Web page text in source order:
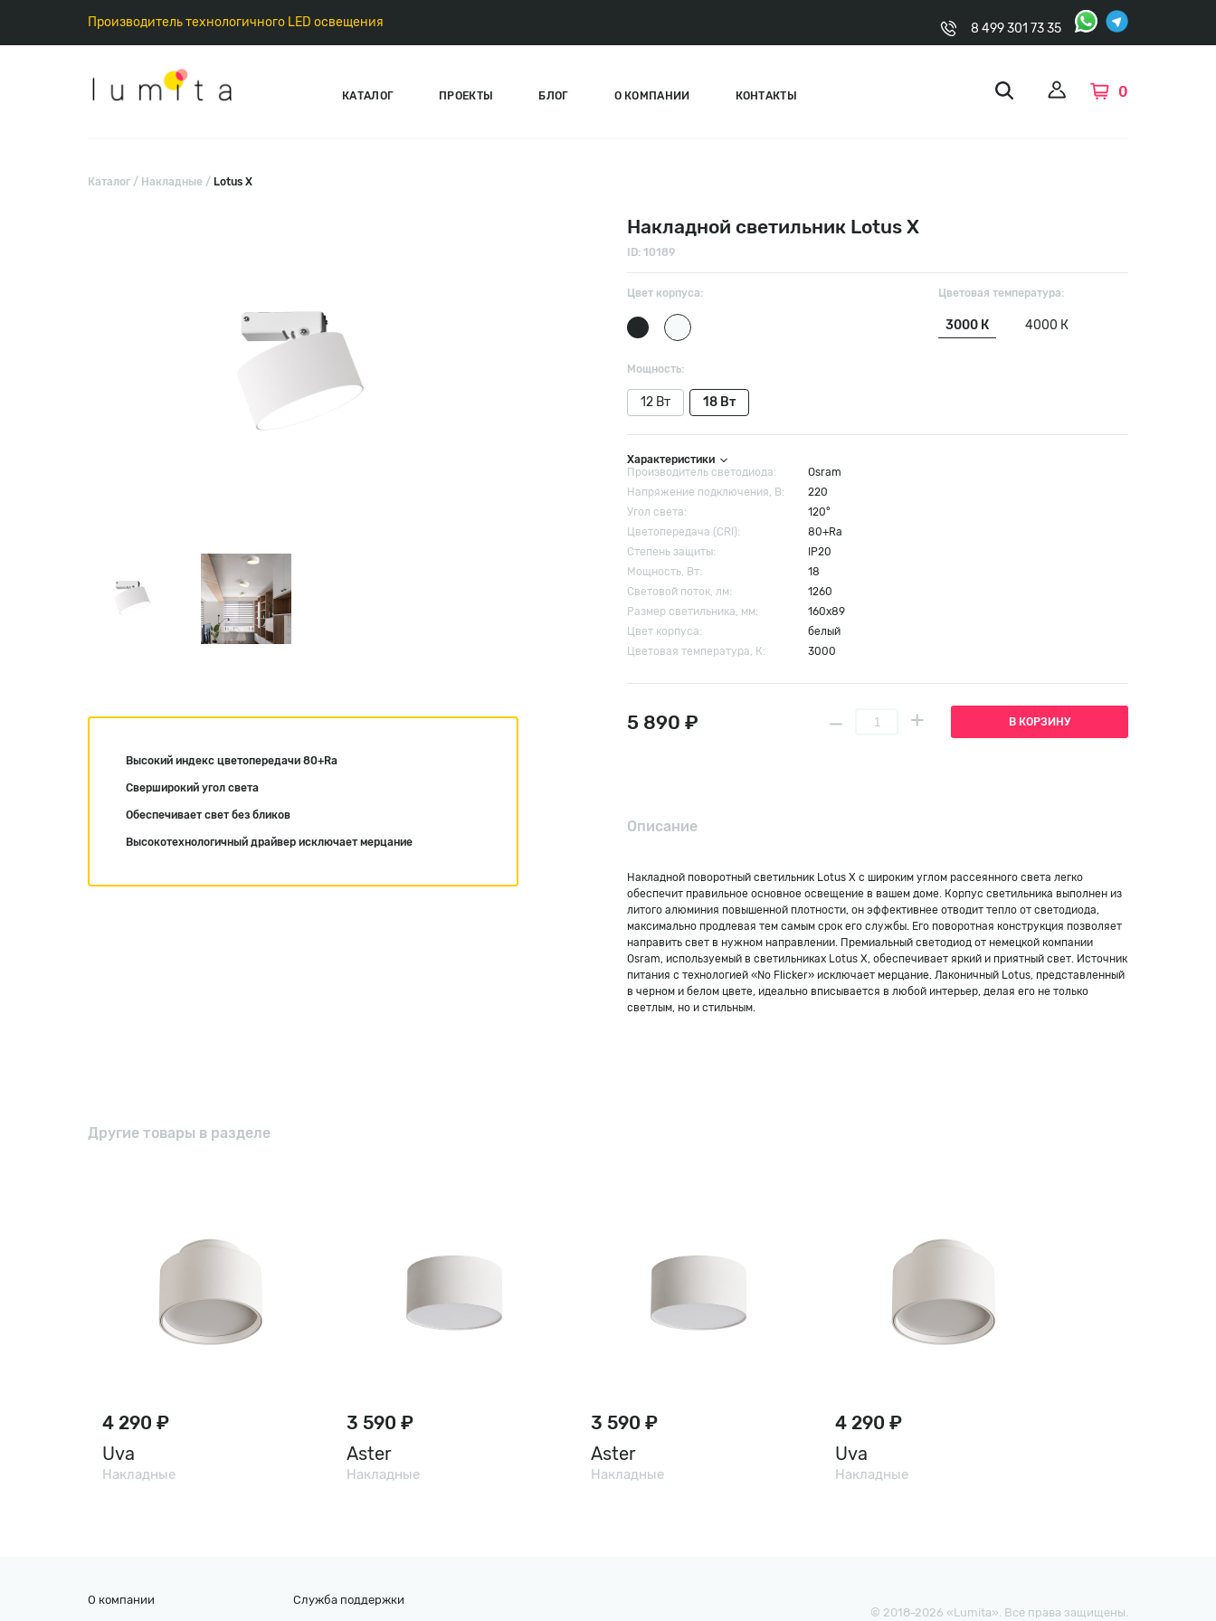
Производитель технологичного LED освещения 8 499 301 73 35
КАТАЛОГ ПРОЕКТЫ БЛОГ О КОМПАНИИ КОНТАКТЫ 0
Каталог Накладные Lotus X
Высокий индекс цветопередачи 80+Ra
Сверширокий угол света
Обеспечивает свет без бликов
Высокотехнологичный драйвер исключает мерцание
Накладной светильник Lotus X
ID: 10189
Цвет корпуса: Цветовая температура:
3000 К 4000 К
Мощность:
12 Вт 18 Вт
Характеристики
Производитель светодиода:
Osram
Напряжение подключения, В:
220
Угол света:
120°
Цветопередача (CRI):
80+Ra
Степень защиты:
IP20
Мощность, Вт:
18
Световой поток, лм:
1260
Размер cветильника, мм:
160x89
Цвет корпуса:
белый
Цветовая температура, К:
3000
5 890 ₽ В КОРЗИНУ
Описание
Накладной поворотный светильник Lotus X с широким углом рассеянного света легко
обеспечит правильное основное освещение в вашем доме. Корпус светильника выполнен из
литого алюминия повышенной плотности, он эффективнее отводит тепло от светодиода,
максимально продлевая тем самым срок его службы. Его поворотная конструкция позволяет
направить свет в нужном направлении. Премиальный светодиод от немецкой компании
Osram, используемый в светильниках Lotus X, обеспечивает яркий и приятный свет. Источник
питания с технологией «No Flicker» исключает мерцание. Лаконичный Lotus, представленный
в черном и белом цвете, идеально вписывается в любой интерьер, делая его не только
светлым, но и стильным.
Другие товары в разделе
4 290 ₽
Uva
Накладные
3 590 ₽
Aster
Накладные
3 590 ₽
Aster
Накладные
4 290 ₽
Uva
Накладные
О компании
Служба поддержки
© 2018-2026 «Lumita». Все права защищены.